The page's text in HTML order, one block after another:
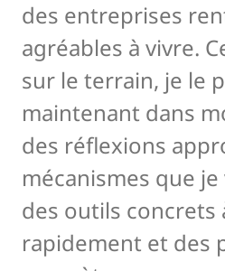
des entreprises
agréables à vivre.
sur le terrain, je le
maintenant dans
des réflexions
mécanismes que
des outils concrets
rapidement et des